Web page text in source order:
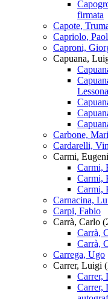
firmata
Capote,
Capriolo,
Caproni,
Capuana,
Lessona
Carbone,
Cardarelli,
Carmi,
Carmi,
Carmi,
Carmi,
Carnacina,
Carpi, Fabio
Carrà, Carlo
Carrà,
Carrà,
Carrega, Ugo
Carrer, Luigi
Carrer,
Carrer,